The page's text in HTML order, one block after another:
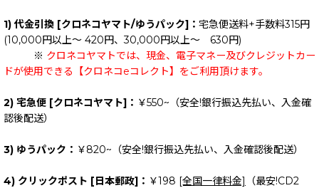
1) 代金引換 [クロネコヤマト/ゆうパック]： 宅急便送料+手数料315円
(10,000円以上～ 420円、30,000円以上～ 630円)
※ クロネコヤマトでは、現金、電子マネー及びクレジットカー
ドが使用できる【クロネコeコレクト】をご利用頂けます。
2) 宅急便 [クロネコヤマト]： ￥550~（安全!銀行振込先払い、入金確
認後配送）
3) ゆうパック： ￥820~（安全!銀行振込先払い、入金確認後配送）
4) クリックポスト [日本郵政]： ￥198 [全国一律料金]
（最安!CD2